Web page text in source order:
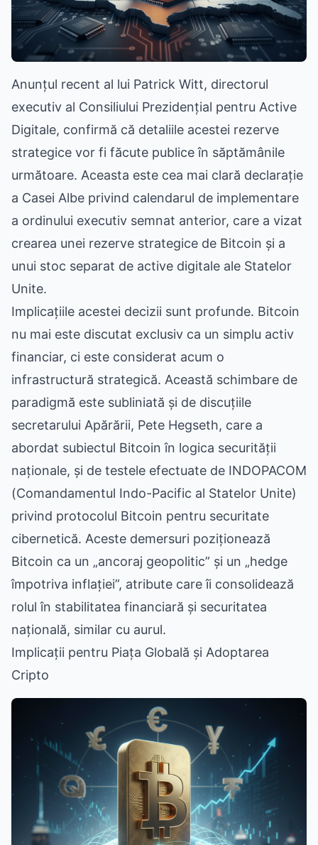
Anunțul recent al lui Patrick Witt, directorul
executiv al Consiliului Prezidențial pentru Active
Digitale, confirmă că detaliile acestei rezerve
strategice vor fi făcute publice în săptămânile
următoare. Aceasta este cea mai clară declarație
a Casei Albe privind calendarul de implementare
a ordinului executiv semnat anterior, care a vizat
crearea unei rezerve strategice de Bitcoin și a
unui stoc separat de active digitale ale Statelor
Unite.
Implicațiile acestei decizii sunt profunde. Bitcoin
nu mai este discutat exclusiv ca un simplu activ
financiar, ci este considerat acum o
infrastructură strategică. Această schimbare de
paradigmă este subliniată și de discuțiile
secretarului Apărării, Pete Hegseth, care a
abordat subiectul Bitcoin în logica securității
naționale, și de testele efectuate de INDOPACOM
(Comandamentul Indo-Pacific al Statelor Unite)
privind protocolul Bitcoin pentru securitate
cibernetică. Aceste demersuri poziționează
Bitcoin ca un „ancoraj geopolitic” și un „hedge
împotriva inflației”, atribute care îi consolidează
rolul în stabilitatea financiară și securitatea
națională, similar cu aurul.
Implicații pentru Piața Globală și Adoptarea
Cripto